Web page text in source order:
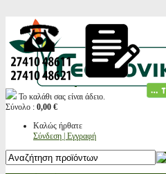
Το καλάθι σας είναι άδειο.
Σύνολο : 0,00 €
Καλώς ήρθατε
Σύνδεση | Εγγραφή